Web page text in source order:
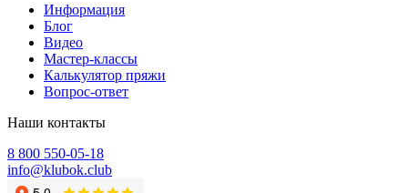
Информация
Блог
Видео
Мастер-классы
Калькулятор пряжи
Вопрос-ответ
Наши контакты
8 800 550-05-18
info@klubok.club